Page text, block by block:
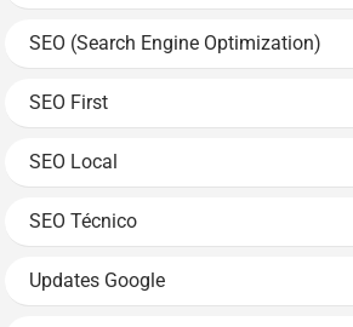
SEO (Search Engine Optimization)
SEO First
SEO Local
SEO Técnico
Updates Google